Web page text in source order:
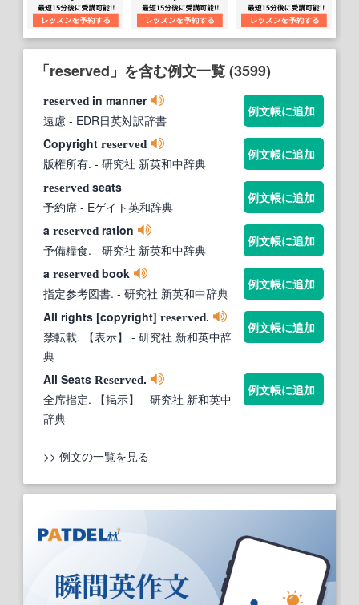
「reserved」を含む例文一覧 (3599)
reserved in manner
遠慮 - EDR日英対訳辞書
例文帳に追加
Copyright reserved
版権所有. - 研究社 新英和中辞典
例文帳に追加
reserved seats
予約席 - Eゲイト英和辞典
例文帳に追加
a reserved ration
予備糧食. - 研究社 新英和中辞典
例文帳に追加
a reserved book
指定参考図書. - 研究社 新英和中辞典
例文帳に追加
All rights [copyright] reserved.
禁転載. 【表示】 - 研究社 新和英中辞
典
例文帳に追加
All Seats Reserved.
全席指定. 【掲示】 - 研究社 新和英中
辞典
例文帳に追加
>> 例文の一覧を見る